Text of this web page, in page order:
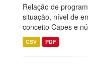
Relação de
situação, nível de
conceito Capes e
CSV PDF